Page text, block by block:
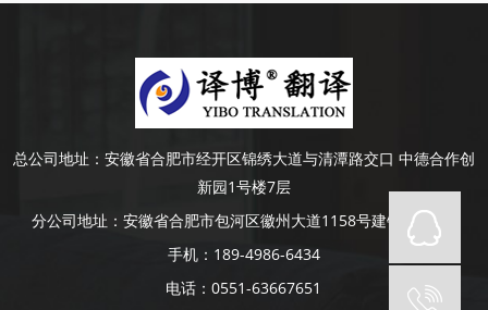
总公司地址： 安徽省合肥市经开区锦绣大道与清潭路交口 中德合作创
新园1号楼7层
分公司地址： 安徽省合肥市包河区徽州大道1158号建银大厦4楼
手机： 189-4986-6434
电话：0551-63667651